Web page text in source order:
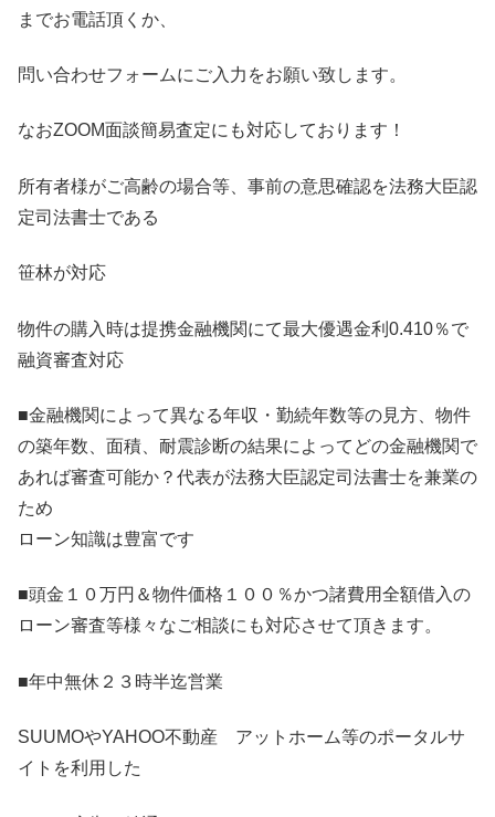
までお電話頂くか、
問い合わせフォームにご入力をお願い致します。
なおZOOM面談簡易査定にも対応しております！
所有者様がご高齢の場合等、事前の意思確認を法務大臣認
定司法書士である
笹林が対応
物件の購入時は提携金融機関にて最大優遇金利0.410％で
融資審査対応
■金融機関によって異なる年収・勤続年数等の見方、物件
の築年数、面積、耐震診断の結果によってどの金融機関で
あれば審査可能か？代表が法務大臣認定司法書士を兼業の
ため
ローン知識は豊富です
■頭金１０万円＆物件価格１００％かつ諸費用全額借入の
ローン審査等様々なご相談にも対応させて頂きます。
■年中無休２３時半迄営業
SUUMOやYAHOO不動産 アットホーム等のポータルサ
イトを利用した